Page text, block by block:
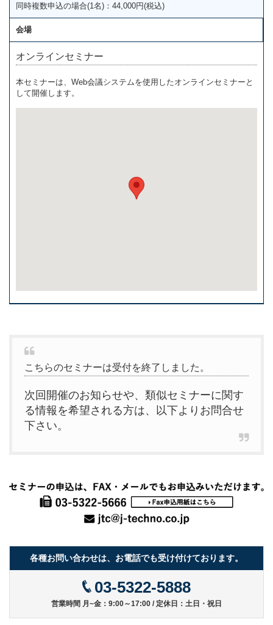
同時複数申込の場合(1名)：44,000円(税込)
会場
オンラインセミナー
本セミナーは、Web会議システムを使用したオンラインセミナーと
して開催します。
こちらのセミナーは受付を終了しました。
次回開催のお知らせや、類似セミナーに関す
る情報を希望される方は、以下よりお問合せ
下さい。
各種お問い合わせは、お電話でも受け付けております。
03-5322-5888
営業時間 月~金：9:00～17:00 / 定休日：土日・祝日